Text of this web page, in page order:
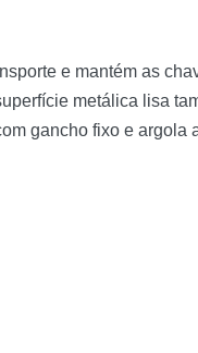
e mantém as
metálica lisa
gancho fixo e